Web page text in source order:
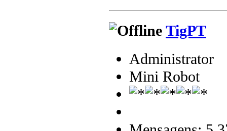
TigPT
Administrator
Mini Robot